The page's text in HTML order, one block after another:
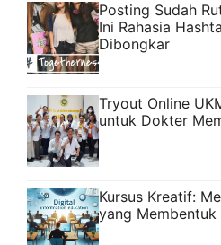
Posting Sudah
Ini Rahasia
Dibongkar
Tryout Online
untuk Dokter
Kursus Kreatif:
yang